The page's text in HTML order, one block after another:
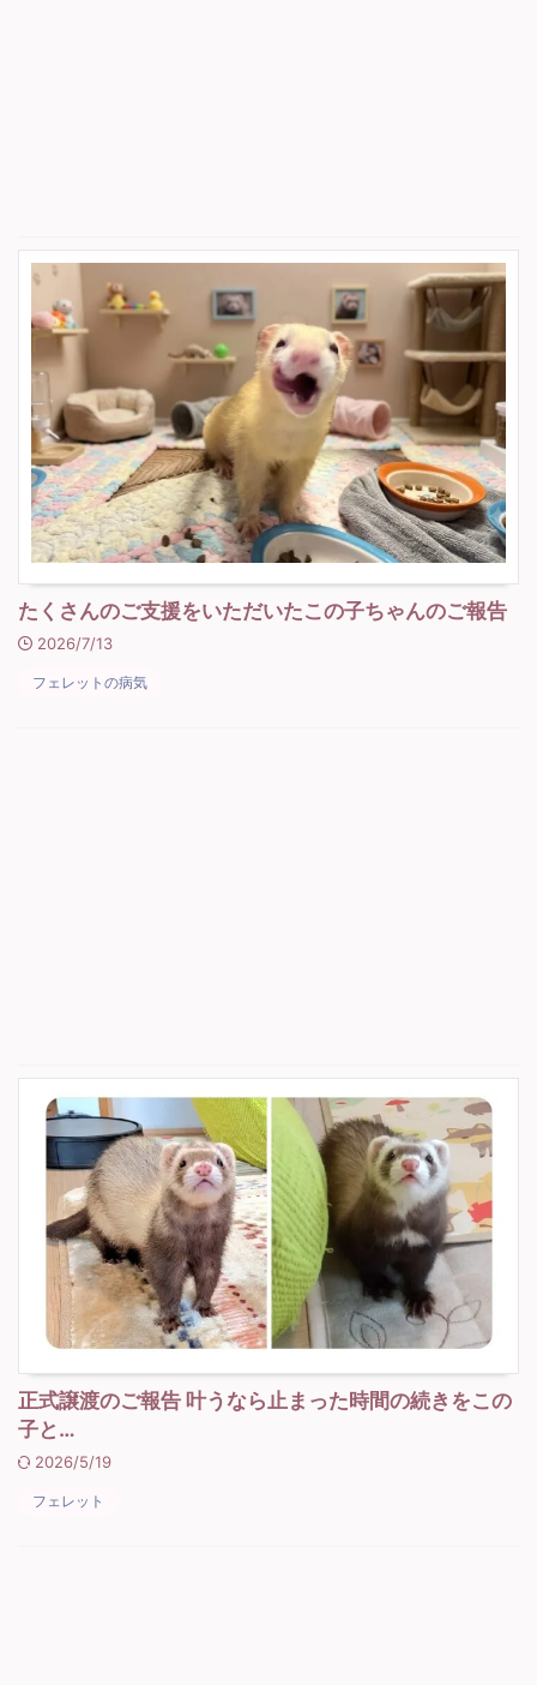
たくさんのご支援をいただいたこの子ちゃんのご報告
2026/7/13
フェレットの病気
正式譲渡のご報告 叶うなら止まった時間の続きをこの
子と…
2026/5/19
フェレット